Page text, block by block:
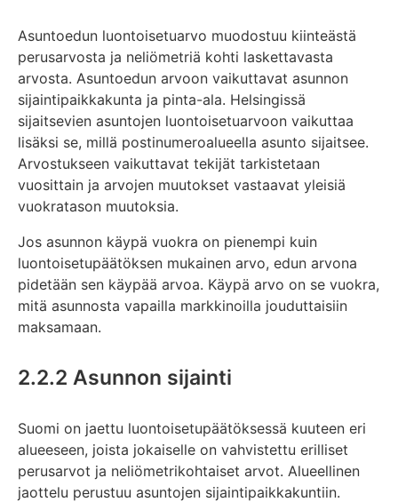
Asuntoedun luontoisetuarvo muodostuu kiinteästä
perusarvosta ja neliömetriä kohti laskettavasta
arvosta. Asuntoedun arvoon vaikuttavat asunnon
sijaintipaikkakunta ja pinta-ala. Helsingissä
sijaitsevien asuntojen luontoisetuarvoon vaikuttaa
lisäksi se, millä postinumeroalueella asunto sijaitsee.
Arvostukseen vaikuttavat tekijät tarkistetaan
vuosittain ja arvojen muutokset vastaavat yleisiä
vuokratason muutoksia.
Jos asunnon käypä vuokra on pienempi kuin
luontoisetupäätöksen mukainen arvo, edun arvona
pidetään sen käypää arvoa. Käypä arvo on se vuokra,
mitä asunnosta vapailla markkinoilla jouduttaisiin
maksamaan.
2.2.2 Asunnon sijainti
Suomi on jaettu luontoisetupäätöksessä kuuteen eri
alueeseen, joista jokaiselle on vahvistettu erilliset
perusarvot ja neliömetrikohtaiset arvot. Alueellinen
jaottelu perustuu asuntojen sijaintipaikkakuntiin.